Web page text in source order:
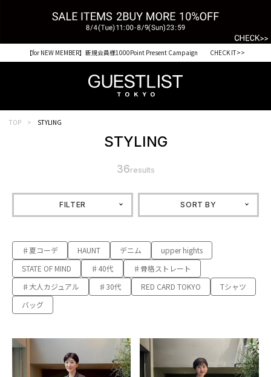
【for NEW MEMBER】新規会員様1000Point Present Campaign CHECK IT>>
TOP STYLING
STYLING
36results
FILTER SORT BY
♯夏コーデ HAUNT デニム
upper hights
STATE OF MIND
♯40代
♯骨格ストレート
♯大人カジュアル
♯30代 RED CARD TOKYO
Tシャツ
バッグ